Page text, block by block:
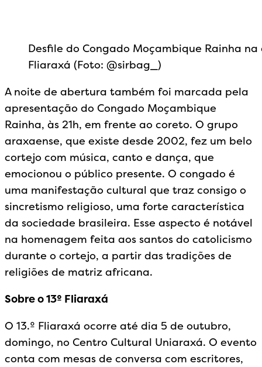
Desfile do Congado Moçambique Rainha na
Fliaraxá (Foto: @sirbag_)
A noite de abertura também foi marcada pela
apresentação do Congado Moçambique
Rainha, às 21h, em frente ao coreto. O grupo
araxaense, que existe desde 2002, fez um belo
cortejo com música, canto e dança, que
emocionou o público presente. O congado é
uma manifestação cultural que traz consigo o
sincretismo religioso, uma forte característica
da sociedade brasileira. Esse aspecto é notável
na homenagem feita aos santos do catolicismo
durante o cortejo, a partir das tradições de
religiões de matriz africana.
Sobre o 13º Fliaraxá
O 13.º Fliaraxá ocorre até dia 5 de outubro,
domingo, no Centro Cultural Uniaraxá. O evento
conta com mesas de conversa com escritores,